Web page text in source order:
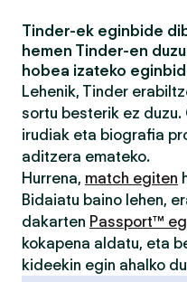
Tinder-ek eginbide
hemen Tinder-en
hobea izateko
Lehenik, Tinder
sortu besterik ez
irudiak eta biografia
aditzera emateko.
Hurrena, match egiten
Bidaiatu baino lehen,
dakarten Passport™
kokapena aldatu, eta
kideekin egin ahalko